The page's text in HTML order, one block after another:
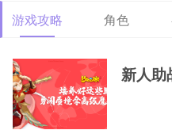
游戏攻略 角色
新人助